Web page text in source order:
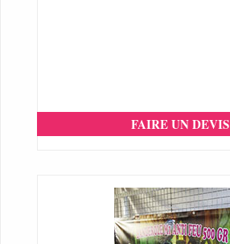
FAIRE UN DEVIS